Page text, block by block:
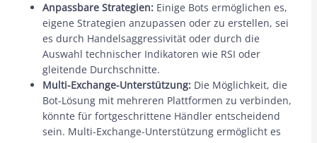
Anpassbare Strategien: Einige Bots ermöglichen es,
eigene Strategien anzupassen oder zu erstellen, sei
es durch Handelsaggressivität oder durch die
Auswahl technischer Indikatoren wie RSI oder
gleitende Durchschnitte.
Multi-Exchange-Unterstützung: Die Möglichkeit, die
Bot-Lösung mit mehreren Plattformen zu verbinden,
könnte für fortgeschrittene Händler entscheidend
sein. Multi-Exchange-Unterstützung ermöglicht es